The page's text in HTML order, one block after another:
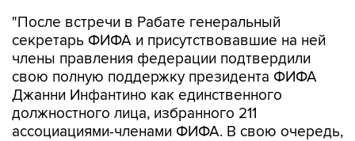
"После встречи в Рабате генеральный
секретарь ФИФА и присутствовавшие на ней
члены правления федерации подтвердили
свою полную поддержку президента ФИФА
Джанни Инфантино как единственного
должностного лица, избранного 211
ассоциациями-членами ФИФА. В свою очередь,